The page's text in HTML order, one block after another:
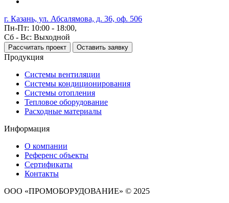
г. Казань, ул. Абсалямова, д. 36, оф. 506
Пн-Пт: 10:00 - 18:00,
Сб - Вс: Выходной
Рассчитать проект Оставить заявку
Продукция
Системы вентиляции
Системы кондиционирования
Системы отопления
Тепловое оборудование
Расходные материалы
Информация
О компании
Референс объекты
Сертификаты
Контакты
ООО «ПРОМОБОРУДОВАНИЕ» © 2025